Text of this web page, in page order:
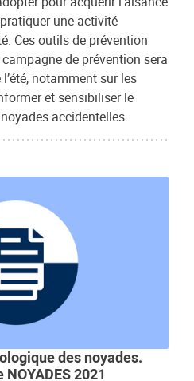
une activité
Ces outils de prévention
campagne de prévention sera
notamment sur les
et sensibiliser le
accidentelles.
des noyades.
2021